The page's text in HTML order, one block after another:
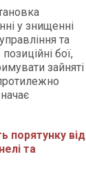
у знищенні
та
бої,
зайняті
порятунку від
та